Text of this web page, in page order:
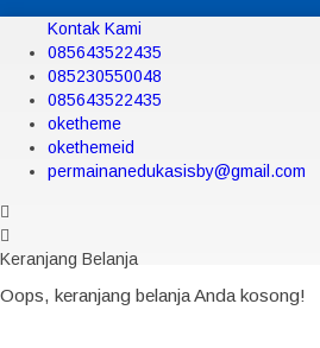
Kontak Kami
085643522435
085230550048
085643522435
oketheme
okethemeid
permainanedukasisby@gmail.com
Keranjang Belanja
Oops, keranjang belanja Anda kosong!